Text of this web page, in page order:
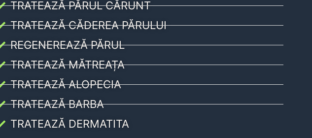
TRATEAZĂ PĂRUL CĂRUNT
TRATEAZĂ CĂDEREA PĂRULUI
REGENEREAZĂ PĂRUL
TRATEAZĂ MĂTREAȚA
TRATEAZĂ ALOPECIA
TRATEAZĂ BARBA
TRATEAZĂ DERMATITA